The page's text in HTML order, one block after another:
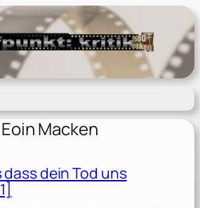
Eoin Macken
dass dein Tod uns